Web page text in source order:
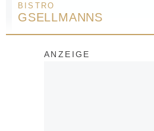
BISTRO
GSELLMANNS
ANZEIGE